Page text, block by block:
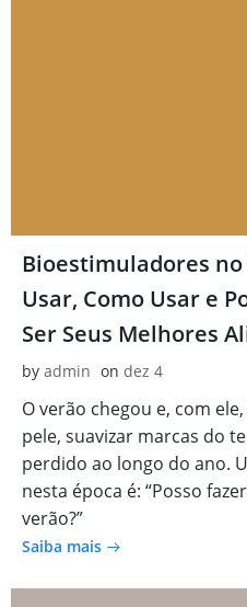
Bioestimuladores
Usar, Como Usar e
Ser Seus Melhores
by admin on dez 4
O verão chegou e, com
pele, suavizar marcas do
perdido ao longo do ano.
nesta época é: “Posso
verão?”
Saiba mais